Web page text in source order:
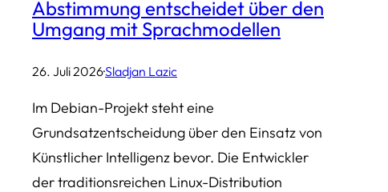
Abstimmung entscheidet über den
Umgang mit Sprachmodellen
26. Juli 2026·Sladjan Lazic
Im Debian-Projekt steht eine
Grundsatzentscheidung über den Einsatz von
Künstlicher Intelligenz bevor. Die Entwickler
der traditionsreichen Linux-Distribution